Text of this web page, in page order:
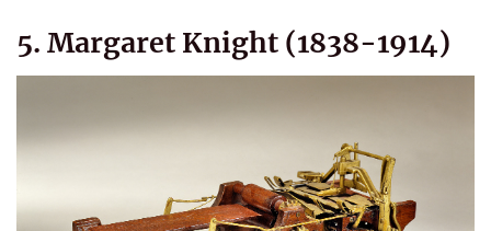
5. Margaret Knight (1838-1914)